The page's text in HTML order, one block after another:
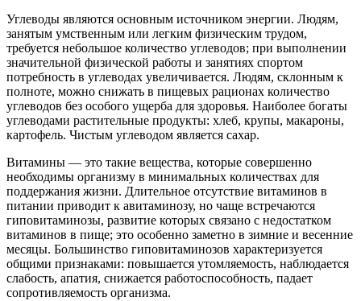
Углеводы являются основным источником энергии. Людям,
занятым умственным или легким физическим трудом,
требуется небольшое количество углеводов; при выполнении
значительной физической работы и занятиях спортом
потребность в углеводах увеличивается. Людям, склонным к
полноте, можно снижать в пищевых рационах количество
углеводов без особого ущерба для здоровья. Наиболее богаты
углеводами растительные продукты: хлеб, крупы, макароны,
картофель. Чистым углеводом является сахар.
Витамины — это такие вещества, которые совершенно
необходимы организму в минимальных количествах для
поддержания жизни. Длительное отсутствие витаминов в
питании приводит к авитаминозу, но чаще встречаются
гиповитаминозы, развитие которых связано с недостатком
витаминов в пище; это особенно заметно в зимние и весенние
месяцы. Большинство гиповитаминозов характеризуется
общими признаками: повышается утомляемость, наблюдается
слабость, апатия, снижается работоспособность, падает
сопротивляемость организма.